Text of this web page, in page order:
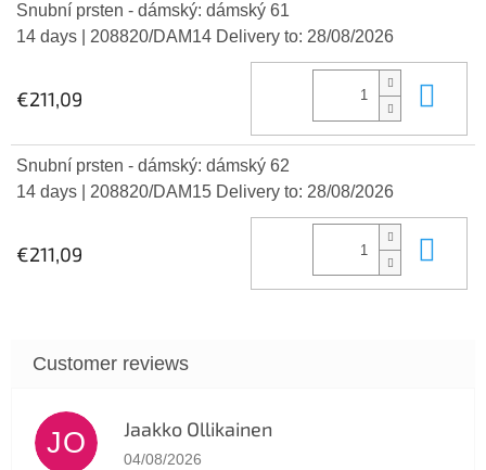
Snubní prsten - dámský: dámský 61
14 days
| 208820/DAM14 Delivery to: 28/08/2026
€211,09
Snubní prsten - dámský: dámský 62
14 days
| 208820/DAM15 Delivery to: 28/08/2026
€211,09
JO Jaakko Ollikainen
The store rating is 5 out of 5 stars.
04/08/2026